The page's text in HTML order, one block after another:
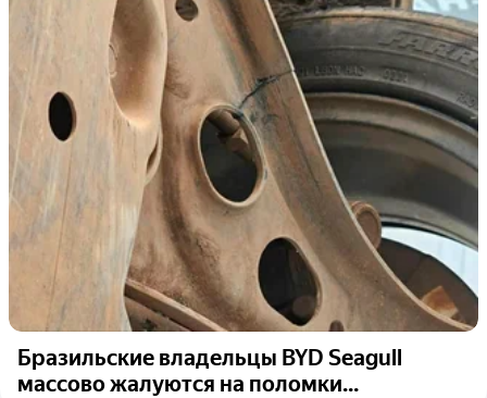
Бразильские владельцы BYD Seagull
массово жалуются на поломки...